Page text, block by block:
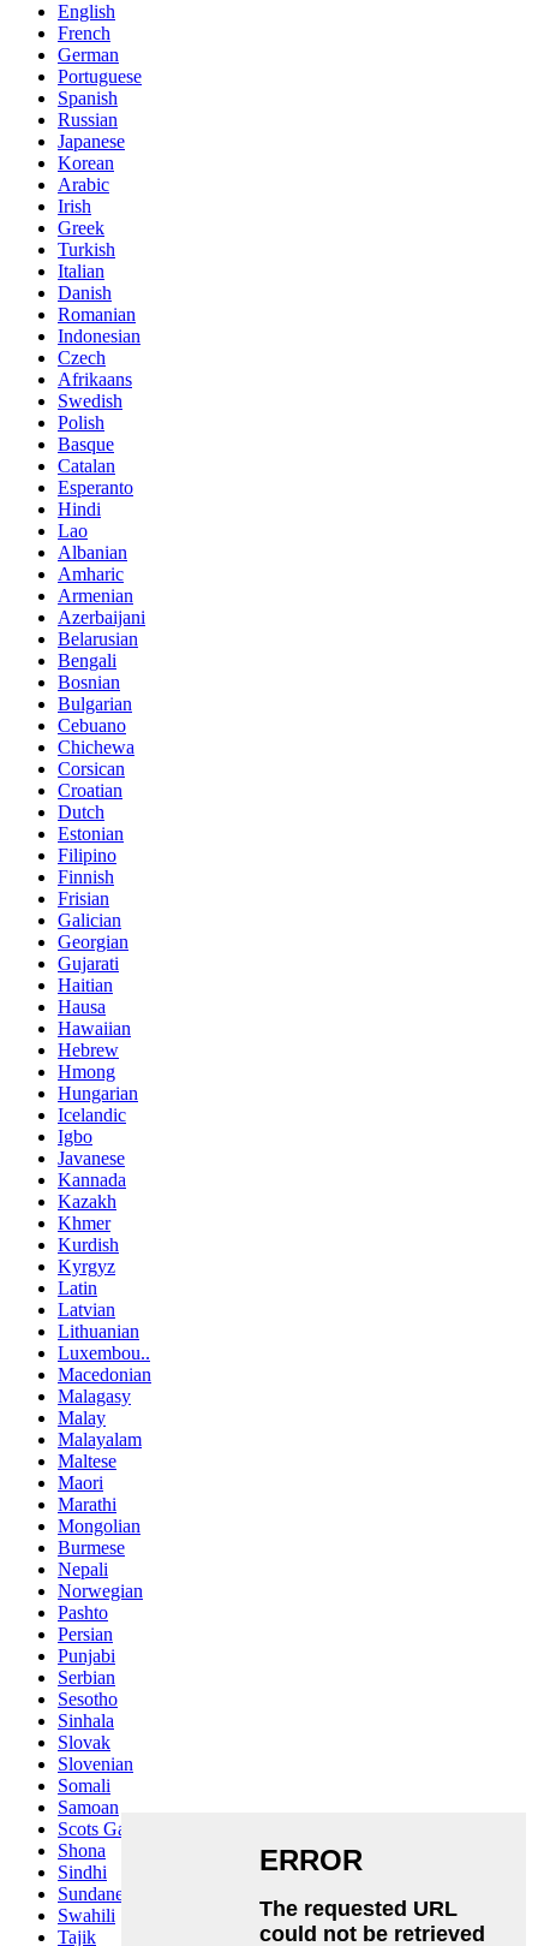
English
French
German
Portuguese
Spanish
Russian
Japanese
Korean
Arabic
Irish
Greek
Turkish
Italian
Danish
Romanian
Indonesian
Czech
Afrikaans
Swedish
Polish
Basque
Catalan
Esperanto
Hindi
Lao
Albanian
Amharic
Armenian
Azerbaijani
Belarusian
Bengali
Bosnian
Bulgarian
Cebuano
Chichewa
Corsican
Croatian
Dutch
Estonian
Filipino
Finnish
Frisian
Galician
Georgian
Gujarati
Haitian
Hausa
Hawaiian
Hebrew
Hmong
Hungarian
Icelandic
Igbo
Javanese
Kannada
Kazakh
Khmer
Kurdish
Kyrgyz
Latin
Latvian
Lithuanian
Luxembou..
Macedonian
Malagasy
Malay
Malayalam
Maltese
Maori
Marathi
Mongolian
Burmese
Nepali
Norwegian
Pashto
Persian
Punjabi
Serbian
Sesotho
Sinhala
Slovak
Slovenian
Somali
Samoan
Scots Gaelic
Shona
Sindhi
Sundanese
Swahili
Tajik